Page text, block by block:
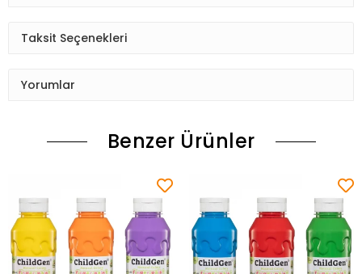
Taksit Seçenekleri
Yorumlar
Benzer Ürünler